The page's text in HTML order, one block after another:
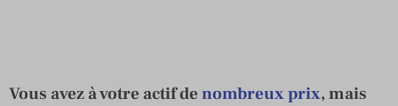
Vous avez à votre actif de nombreux prix, mais